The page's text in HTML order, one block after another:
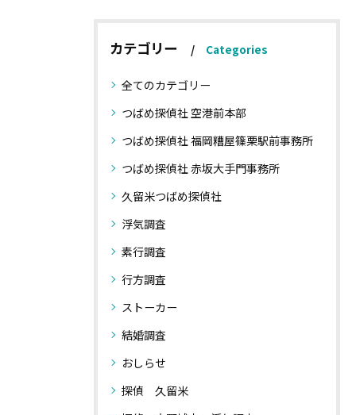
カテゴリー Categories
全てのカテゴリー
つばめ探偵社 空港前本部
つばめ探偵社 福岡糟屋篠栗駅前事務所
つばめ探偵社 赤坂大手門事務所
久留米つばめ探偵社
浮気調査
素行調査
行方調査
ストーカー
結婚調査
おしらせ
探偵 久留米